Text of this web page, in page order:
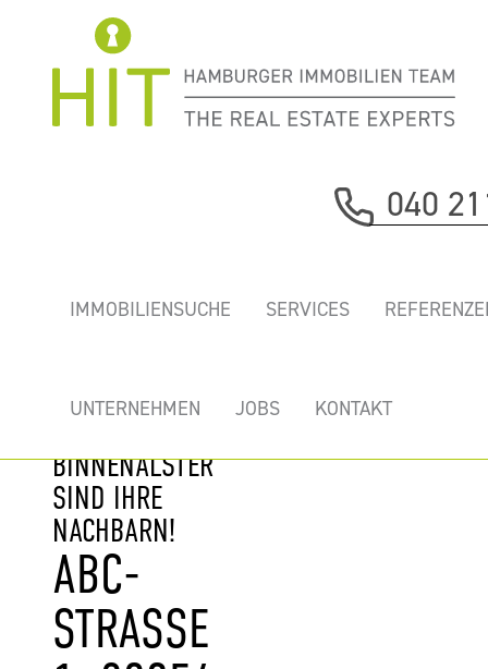
040
IMMOBILIENSUCHE SERVICES
UNTERNEHMEN JOBS KONTAKT
SCHICKES
GÄNSEMARKT
BINNENALSTER
SIND IHRE
NACHBARN!
ABC-
STRASSE 1